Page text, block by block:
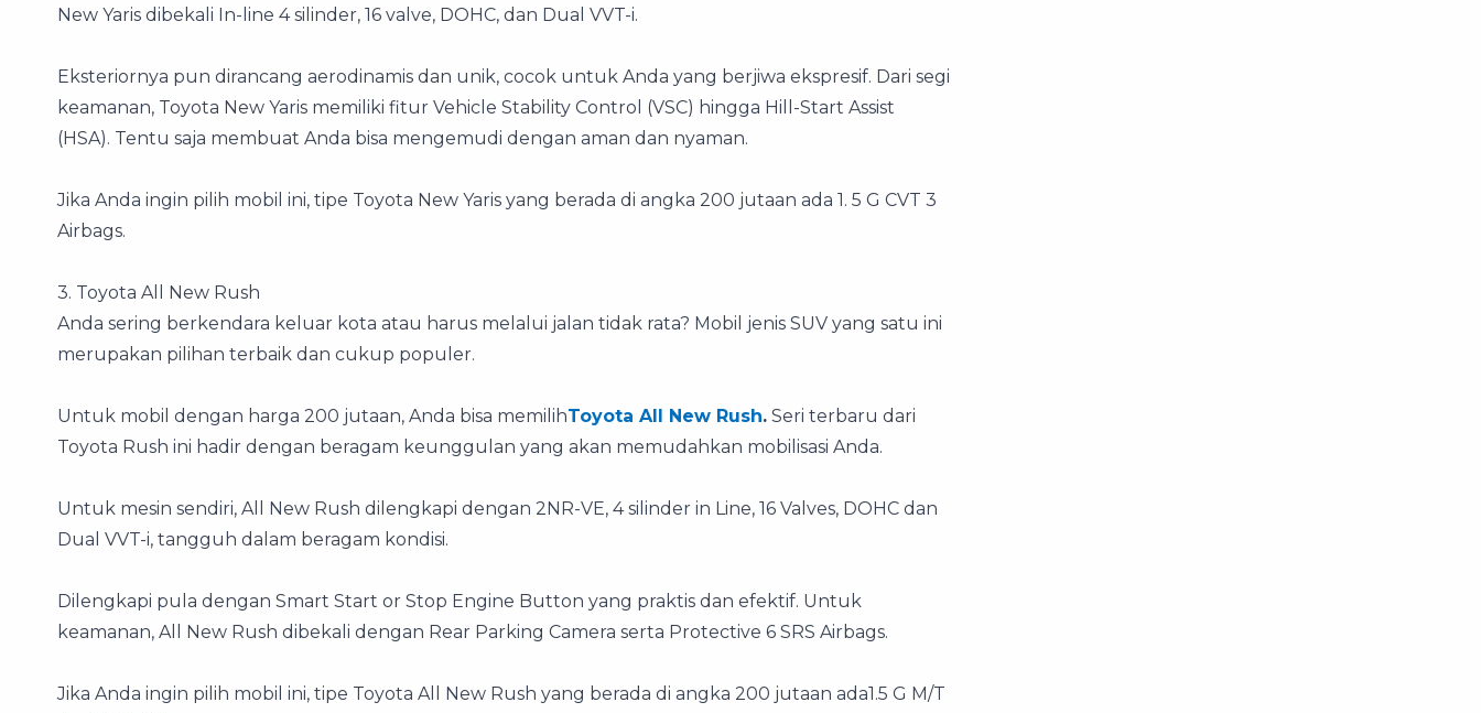
New Yaris dibekali In-line 4 silinder, 16 valve, DOHC, dan Dual VVT-i.
Eksteriornya pun dirancang aerodinamis dan unik, cocok untuk Anda yang berjiwa ekspresif. Dari segi
keamanan, Toyota New Yaris memiliki fitur Vehicle Stability Control (VSC) hingga Hill-Start Assist
(HSA). Tentu saja membuat Anda bisa mengemudi dengan aman dan nyaman.
Jika Anda ingin pilih mobil ini, tipe Toyota New Yaris yang berada di angka 200 jutaan ada 1. 5 G CVT 3
Airbags.
3. Toyota All New Rush
Anda sering berkendara keluar kota atau harus melalui jalan tidak rata? Mobil jenis SUV yang satu ini
merupakan pilihan terbaik dan cukup populer.
Untuk mobil dengan harga 200 jutaan, Anda bisa memilihToyota All New Rush. Seri terbaru dari
Toyota Rush ini hadir dengan beragam keunggulan yang akan memudahkan mobilisasi Anda.
Untuk mesin sendiri, All New Rush dilengkapi dengan 2NR-VE, 4 silinder in Line, 16 Valves, DOHC dan
Dual VVT-i, tangguh dalam beragam kondisi.
Dilengkapi pula dengan Smart Start or Stop Engine Button yang praktis dan efektif. Untuk
keamanan, All New Rush dibekali dengan Rear Parking Camera serta Protective 6 SRS Airbags.
Jika Anda ingin pilih mobil ini, tipe Toyota All New Rush yang berada di angka 200 jutaan ada1.5 G M/T